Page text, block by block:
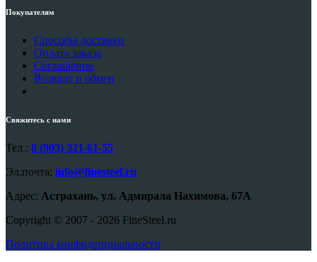
Покупателям
Способы доставки
Оплата заказа
Соглашение
Возврат и обмен
Свяжитесь с нами
Тел.: 8 (903) 321-61-55
Эл.почта: info@finesteel.ru
Адрес: Астрахань, ул. Адмирала Нахимова, 67А
Copyright © 2007 - 2026 FineSteel.ru
Политика конфиденциальности